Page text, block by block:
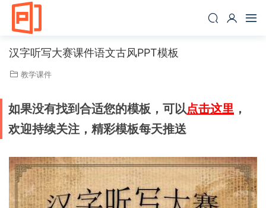
汉字听写大赛课件语文古风PPT模板
教学课件
如果没有找到合适您的模板，可以点击这里 ，
欢迎持续关注，精彩模板每天推送